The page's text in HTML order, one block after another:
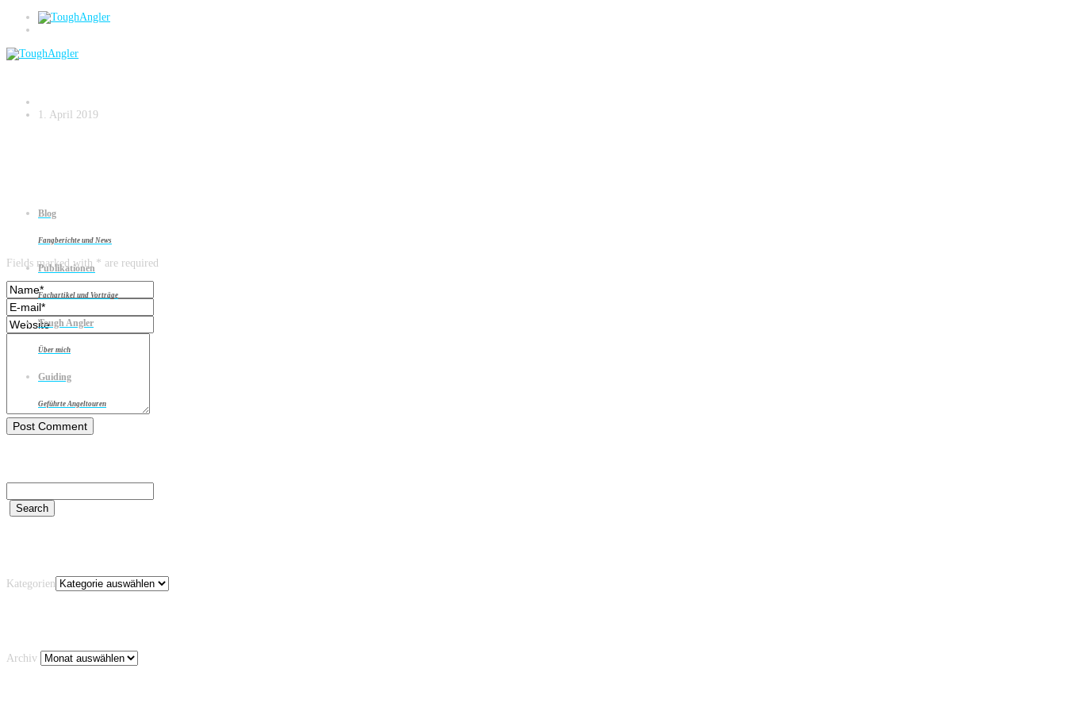
Blog
Fangberichte und News
Publikationen
Fachartikel und Vorträge
Tough Angler
Über mich
Guiding
Geführte Angeltouren
DSCF0301
1. April 2019
Leave a reply
Fields marked with * are required
Kategorien
Archiv